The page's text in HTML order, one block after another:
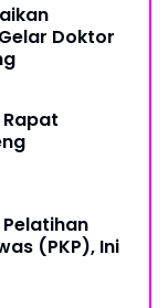
Doktor
(PKP), Ini